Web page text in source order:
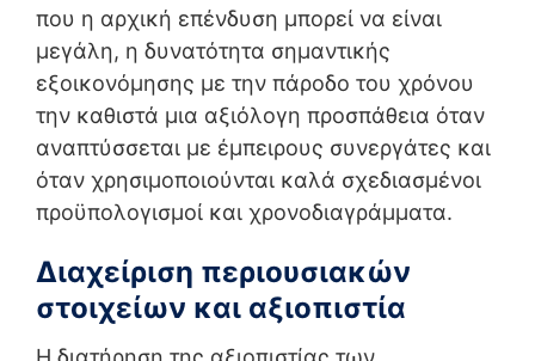
που η αρχική επένδυση μπορεί να είναι
μεγάλη, η δυνατότητα σημαντικής
εξοικονόμησης με την πάροδο του χρόνου
την καθιστά μια αξιόλογη προσπάθεια όταν
αναπτύσσεται με έμπειρους συνεργάτες και
όταν χρησιμοποιούνται καλά σχεδιασμένοι
προϋπολογισμοί και χρονοδιαγράμματα.
Διαχείριση περιουσιακών
στοιχείων και αξιοπιστία